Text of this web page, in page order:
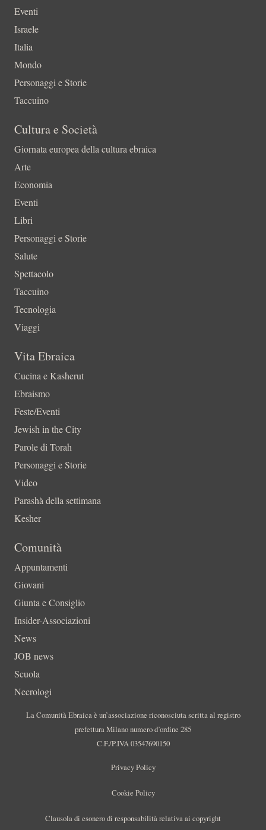
Eventi
Israele
Italia
Mondo
Personaggi e Storie
Taccuino
Cultura e Società
Giornata europea della cultura ebraica
Arte
Economia
Eventi
Libri
Personaggi e Storie
Salute
Spettacolo
Taccuino
Tecnologia
Viaggi
Vita Ebraica
Cucina e Kasherut
Ebraismo
Feste/Eventi
Jewish in the City
Parole di Torah
Personaggi e Storie
Video
Parashà della settimana
Kesher
Comunità
Appuntamenti
Giovani
Giunta e Consiglio
Insider-Associazioni
News
JOB news
Scuola
Necrologi
La Comunità Ebraica è un’associazione riconosciuta scritta al registro
prefettura Milano numero d’ordine 285
C.F./P.IVA 03547690150
Privacy Policy
Cookie Policy
Clausola di esonero di responsabilità relativa ai copyright